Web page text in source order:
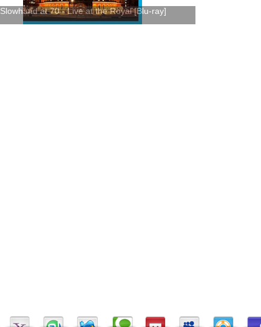
Slowhand at 70 - Live at the Royal [Blu-ray]